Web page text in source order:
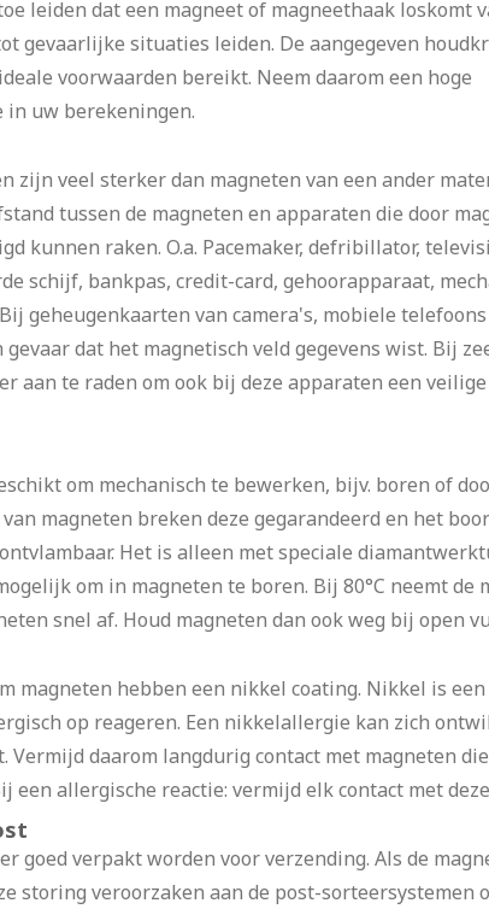
leiden dat een magneet of magneethaak loskomt
gevaarlijke situaties leiden. De aangegeven
voorwaarden bereikt. Neem daarom een hoge
uw berekeningen.
zijn veel sterker dan magneten van een ander
tussen de magneten en apparaten die door
kunnen raken. O.a. Pacemaker, defribillator,
schijf, bankpas, credit-card, gehoorapparaat,
geheugenkaarten van camera's, mobiele
dat het magnetisch veld gegevens wist. Bij
aan te raden om ook bij deze apparaten een
om mechanisch te bewerken, bijv. boren of
magneten breken deze gegarandeerd en het
Het is alleen met speciale
om in magneten te boren. Bij 80°C neemt de
snel af. Houd magneten dan ook weg bij open
magneten hebben een nikkel coating. Nikkel is
op reageren. Een nikkelallergie kan zich
Vermijd daarom langdurig contact met magneten
een allergische reactie: vermijd elk contact met
goed verpakt worden voor verzending. Als de
storing veroorzaken aan de post-sorteersystemen